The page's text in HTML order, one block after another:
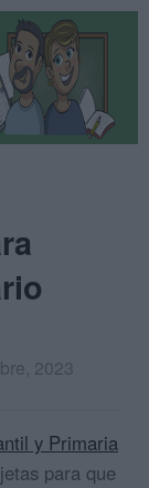
2023
y Primaria
para que